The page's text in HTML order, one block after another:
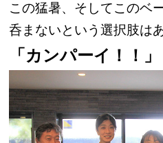
この猛暑、そしてこのベ
呑まないという選択肢は
「カンパーイ！！」